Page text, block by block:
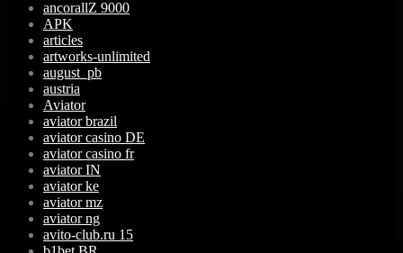
ancorallZ 9000
APK
articles
artworks-unlimited
august_pb
austria
Aviator
aviator brazil
aviator casino DE
aviator casino fr
aviator IN
aviator ke
aviator mz
aviator ng
avito-club.ru 15